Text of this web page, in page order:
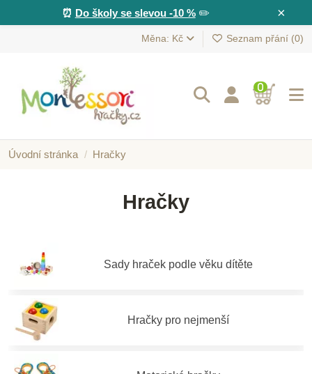
×
⏰ Do školy se slevou -10 %✏️
Měna: Kč Seznam přání (0)
0
Úvodní stránka Hračky
Hračky
Sady hraček podle věku dítěte
Hračky pro nejmenší